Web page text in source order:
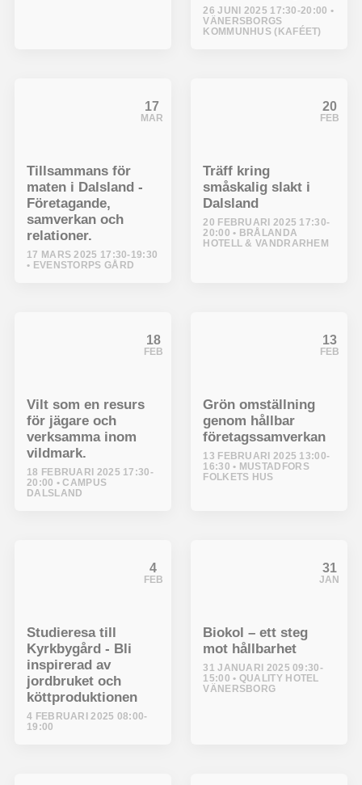
26 JUNI 2025 17:30-20:00
VÄNERSBORGS
KOMMUNHUS (KAFÉET)
17
MAR
Tillsammans för
maten i Dalsland -
Företagande,
samverkan och
relationer.
17 MARS 2025 17:30-19:30
EVENSTORPS GÅRD
20
FEB
Träff kring
småskalig slakt i
Dalsland
20 FEBRUARI 2025 17:30-
20:00
BRÅLANDA
HOTELL & VANDRARHEM
18
FEB
Vilt som en resurs
för jägare och
verksamma inom
vildmark.
18 FEBRUARI 2025 17:30-
20:00
CAMPUS
DALSLAND
13
FEB
Grön omställning
genom hållbar
företagssamverkan
13 FEBRUARI 2025 13:00-
16:30
MUSTADFORS
FOLKETS HUS
4
FEB
Studieresa till
Kyrkbygård - Bli
inspirerad av
jordbruket och
köttproduktionen
4 FEBRUARI 2025 08:00-
19:00
31
JAN
Biokol – ett steg
mot hållbarhet
31 JANUARI 2025 09:30-
15:00
QUALITY HOTEL
VÄNERSBORG